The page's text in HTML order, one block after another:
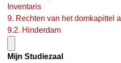
Inventaris
9. Rechten van het domkapittel
9.2. Hinderdam
Mijn Studiezaal